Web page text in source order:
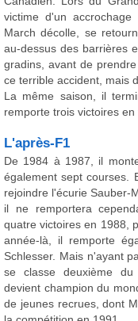
victime d'un
March décolle, se
au-dessus des barrières
gradins, avant de
ce terrible accident, mais
La même saison, il
remporte trois victoires en
L'après-F1
De 1984 à 1987, il
également sept courses.
rejoindre l'écurie Sauber-
il ne remportera
quatre victoires en 1988,
année-là, il remporte
Schlesser. Mais n'ayant
se classe deuxième
devient champion du
de jeunes recrues, dont